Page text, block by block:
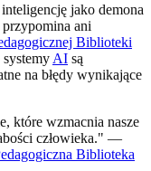
jako demona
przypomina ani
Biblioteki
AI są
na błędy wynikające
które wzmacnia nasze
człowieka." —
Biblioteka